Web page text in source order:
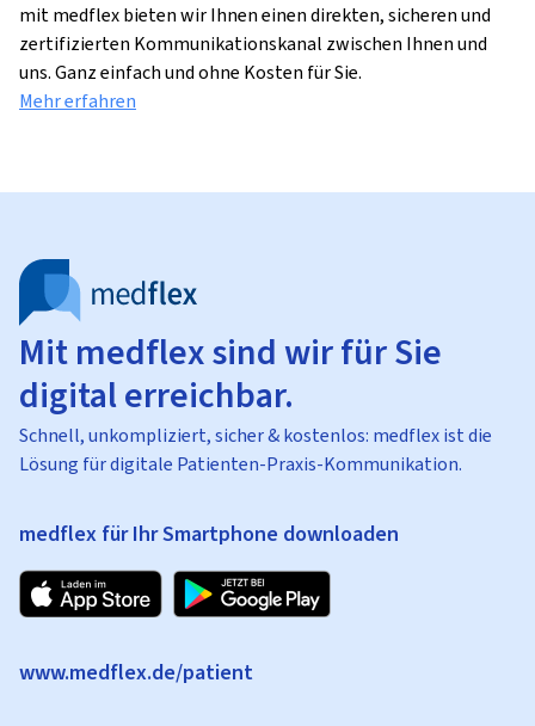
mit medflex bieten wir Ihnen einen direkten, sicheren und
zertifizierten Kommunikationskanal zwischen Ihnen und
uns. Ganz einfach und ohne Kosten für Sie.
Mehr erfahren
Mit medflex sind wir für Sie
digital erreichbar.
Schnell, unkompliziert, sicher & kostenlos: medflex ist die
Lösung für digitale Patienten-Praxis-Kommunikation.
medflex für Ihr Smartphone downloaden
www.medflex.de/patient